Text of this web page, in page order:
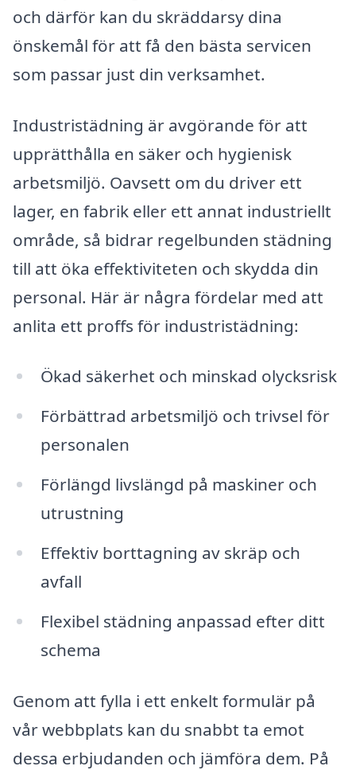
och därför kan du skräddarsy dina
önskemål för att få den bästa servicen
som passar just din verksamhet.
Industristädning är avgörande för att
upprätthålla en säker och hygienisk
arbetsmiljö. Oavsett om du driver ett
lager, en fabrik eller ett annat industriellt
område, så bidrar regelbunden städning
till att öka effektiviteten och skydda din
personal. Här är några fördelar med att
anlita ett proffs för industristädning:
Ökad säkerhet och minskad olycksrisk
Förbättrad arbetsmiljö och trivsel för
personalen
Förlängd livslängd på maskiner och
utrustning
Effektiv borttagning av skräp och
avfall
Flexibel städning anpassad efter ditt
schema
Genom att fylla i ett enkelt formulär på
vår webbplats kan du snabbt ta emot
dessa erbjudanden och jämföra dem. På